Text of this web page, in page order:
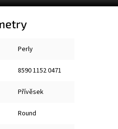
Perly
8590 1152 0471
Přívěsek
Round